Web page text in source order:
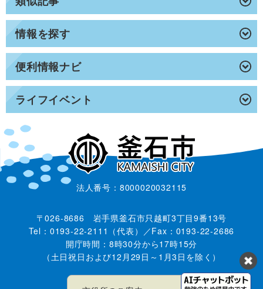
情報を探す
便利情報ナビ
ライフイベント
法人番号：8000020032115
〒026-8686 岩手県釜石市只越町3丁目9番13号
Tel：0193-22-2111（代表）／Fax：0193-22-2686
開庁時間：8時30分から17時15分
（土日祝日および12月29日～1月3日を除く）